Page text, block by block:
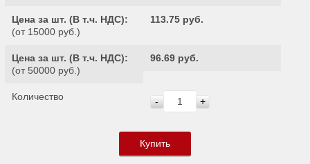
Цена за шт. (В т.ч. НДС):
(от 15000 руб.)
113.75 руб.
Цена за шт. (В т.ч. НДС):
(от 50000 руб.)
96.69 руб.
Количество - +
Купить